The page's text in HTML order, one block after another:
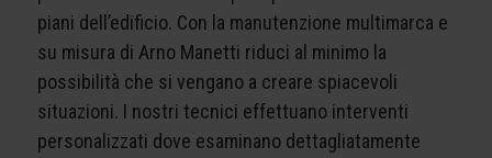
piani dell’edificio. Con la manutenzione multimarca e
su misura di Arno Manetti riduci al minimo la
possibilità che si vengano a creare spiacevoli
situazioni. I nostri tecnici effettuano interventi
personalizzati dove esaminano dettagliatamente